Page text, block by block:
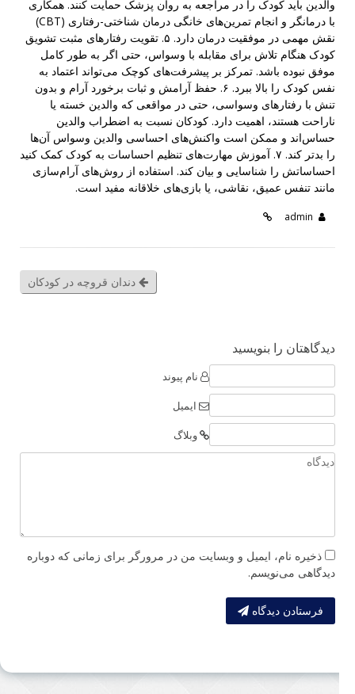
والدین باید کودک را در مراجعه به روان پزشک حمایت کنند. همکاری
با درمانگر و انجام تمرین‌های خانگی درمان شناختی-رفتاری (CBT)
نقش مهمی در موفقیت درمان دارد. ۵. تقویت رفتارهای مثبت تشویق
کودک هنگام تلاش برای مقابله با وسواس، حتی اگر به طور کامل
موفق نبوده باشد. تمرکز بر پیشرفت‌های کوچک می‌تواند اعتماد به
نفس کودک را بالا ببرد. ۶. حفظ آرامش و ثبات برخورد آرام و بدون
تنش با رفتارهای وسواسی، حتی در مواقعی که والدین خسته یا
ناراحت هستند، اهمیت دارد. کودکان نسبت به اضطراب والدین
حساس‌اند و ممکن است واکنش‌های احساسی والدین وسواس آن‌ها
را بدتر کند. ۷. آموزش مهارت‌های تنظیم احساسات به کودک کمک کنید
احساساتش را شناسایی و بیان کند. استفاده از روش‌های آرام‌سازی
مانند تنفس عمیق، نقاشی، یا بازی‌های خلاقانه مفید است.
admin
دندان قروچه در کودکان
دیدگاهتان را بنویسید
نام پیوند
ایمیل
وبلاگ
ذخیره نام، ایمیل و وبسایت من در مرورگر برای زمانی که دوباره
دیدگاهی می‌نویسم.
فرستادن دیدگاه